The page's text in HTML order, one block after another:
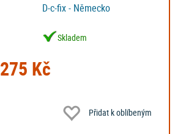
D-c-fix - Německo
Skladem
275 Kč
Přidat k oblíbeným